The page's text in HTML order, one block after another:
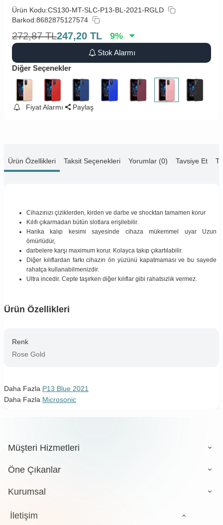
Ürün Kodu:CS130-MT-SLC-P13-BL-2021-RGLD
Barkod:8682875127574
272,87 TL247,20 TL 9%
Stok Alarmı
Diğer Seçenekler
Fiyat Alarmı Paylaş
Ürün Özellikleri Taksit Seçenekleri Yorumlar (0) Tavsiye Et
Cihazınızı çiziklerden, kirden ve darbe ve shocktan tamamen korur
Kılıfı çıkarmadan bütün slotlara erişilebilir.
Harika kalıp kesimi sayesinde cihaza mükemmel uyar Uzun
ömürlüdür,
darbelere karşı maximum korur. Kolayca takıp çıkartılabilir.
Diğer kılıflardan farkı cihazın ön yüzünü kapatmaması ve bu sayede
rahatça kullanabilmenizdir.
Ultra incedir. Cepte taşırken diğer kılıflar gibi rahatsızlık vermez.
Ürün Özellikleri
Renk
Rose Gold
Daha Fazla P13 Blue 2021
Daha Fazla Microsonic
Müşteri Hizmetleri
Öne Çıkanlar
Kurumsal
İletişim